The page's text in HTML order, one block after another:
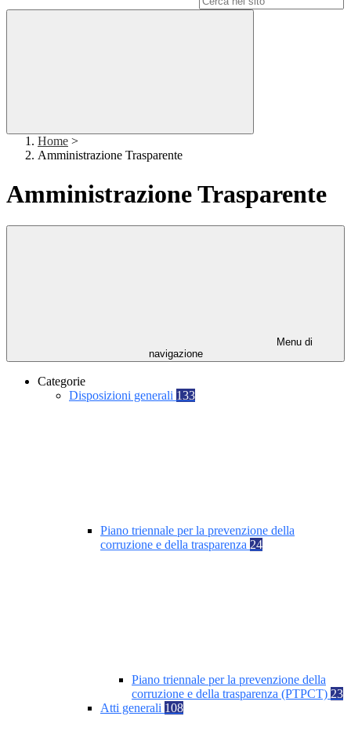
Home >
Amministrazione Trasparente
Amministrazione Trasparente
Menu di
navigazione
Categorie
Disposizioni generali 133
Piano triennale per la prevenzione della
corruzione e della trasparenza 24
Piano triennale per la prevenzione della
corruzione e della trasparenza (PTPCT) 23
Atti generali 108